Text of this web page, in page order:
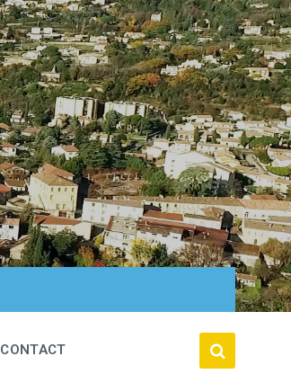
CONTACT